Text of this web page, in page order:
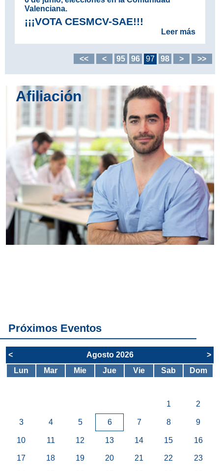
Valenciana.
¡¡¡VOTA CESMCV-SAE!!!
Leer más
<< < 95 96 97 98 > >>
Afiliación
Próximos Eventos
< Agosto 2026
>
Lun
Mar Mie Jue Vie Sab Dom
1 2
3 4 5 6 7 8 9
10 11 12 13 14 15 16
17 18 19 20 21 22 23